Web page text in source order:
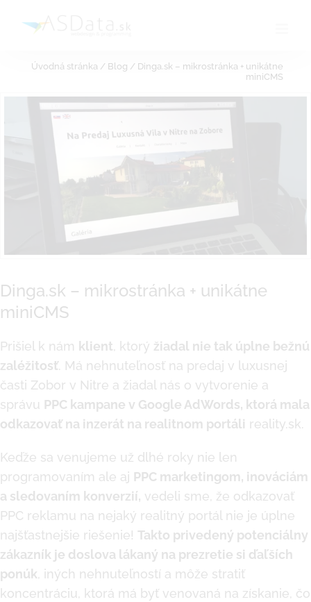
Úvodná stránka / Blog / Dinga.sk – mikrostránka + unikátne
miniCMS
Dinga.sk – mikrostránka + unikátne
miniCMS
Prišiel k nám klient , ktorý žiadal nie tak úplne bežnú
zaléžitosť . Má nehnuteľnosť na predaj v luxusnej
časti Zobor v Nitre a žiadal nás o vytvorenie a
správu PPC kampane v Google AdWords, ktorá mala
odkazovať na inzerát na realitnom portáli reality.sk.
Keďže sa venujeme už dlhé roky nie len
programovaním ale aj PPC marketingom, inováciám
a sledovaním konverzií, vedeli sme, že odkazovať
PPC reklamu na nejaký realitný portál nie je úplne
najšťastnejšie riešenie! Takto privedený potenciálny
zákazník je doslova lákaný na prezretie si ďaľších
ponúk , iných nehnuteľností a môže stratiť
koncentráciu, ktorá má byť venovaná na získanie, čo